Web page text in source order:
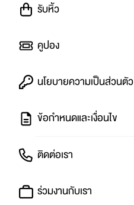
รับหิ้ว
คูปอง
นโยบายความเป็นส่วนตัว
ข้อกำหนดและเงื่อนไข
ติดต่อเรา
ร่วมงานกับเรา